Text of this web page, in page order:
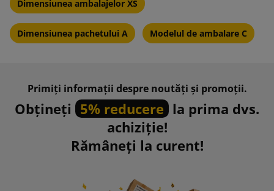
Dimensiunea ambalajelor XS
Dimensiunea pachetului A Modelul de ambalare C
Primiți informații despre noutăți și promoții.
Obțineți 5% reducere la prima dvs.
achiziție!
Rămâneți la curent!